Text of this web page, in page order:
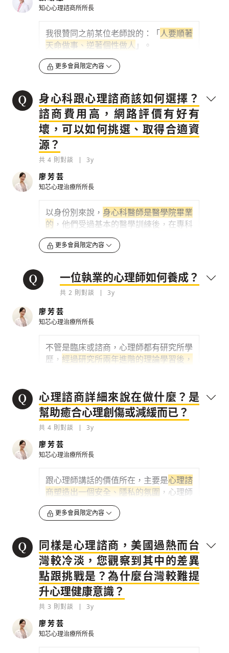
的焦慮大概是幾分？
評量表不客觀，但事實上也是，每個人的
心情感知程度不同，這本來就是主觀的事
情。
第二個是...
3y
檢舉留言
知心心理諮商所所長
我很贊同之前某位老師說的：「人要順著
天命做事、逆著個性做人」。
以我自己為例，我以前無法跟人家對看，
經過探究後發現是因為我怕被別人看穿，
就會發現我不想被知道的隱私，「不敢跟
別人說話」這件事就影響到我的人際關
係、工作表現，所以「逆著個性做人」就
是這樣，我知道自己的個性，若是要鍛鍊
自己不被影響，就要
適圈，回來問自己「我期望成為什麼樣的
人？我是誰？」
常可以鍛鍊的事。
責，所以很壓抑不敢表達自我，會不斷想
像「我講出來就完蛋了」，讓自己裹足不
前，累積到後面就變成憂鬱症，他可以選
擇...
檢舉留言
鍛鍊自己，意識到說出來不一定有用，但不說
就一定沒有用，而願意去嘗試說說看，就會發
現結果不一定如自己所
檢舉留言
更多會員限定內容
身心科跟心理諮商該如何選擇？
諮商費用高，網路評價有好有
壞，可以如何挑選、取得合適資
源？
共 4 則對談 3y
廖芳芸
知芯心理治療所所長
以身份別來說， 身心科醫師是醫學院畢業
的 ，他們受過基本的醫學訓練後，在專科
上選擇身心科，所以會有較多
識跟藥物學的訓練，他們可以開藥給病
5-10 分鐘 ;心理師是心理相關學系的研究
所畢業後，經過全職一年的實習才有考執
照的資格，會有較多
巧、心理評估的訓練
50 分鐘。
用，但還是有藥理的重要性，因為有時情
緒困擾不只是生活事件的問題，也有生物
關，藥物就能幫助你的身體回到穩定狀
態。之前我有個案談到一個階段後，我們
判斷他的情緒狀態讓他思考不靈活、低
落，建議他去
後就能在相對穩定、輕鬆的狀態探討心理
層面的議題，這樣會比較順利，所以藥物
輔相成的效果。
但不管如何，若你先做心理諮商...
0 3y
更多會員限定內容
一位執業的心理師如何養成？
共 2 則對談 3y
廖芳芸
知芯心理治療所所長
不管是臨床或諮商，心理師都有研究所學
歷， 經過研究所兩年進階的理論學習後，
兩年的培訓，所以一個完整的心理師養成
至少有七到九年：大學四年、研究所至少
三年、醫院兩年。
0
檢舉留言
心理諮商詳細來說在做什麼？是
幫助癒合心理創傷或減緩而已？
共 4 則對談 3y
廖芳芸
知芯心理治療所所長
跟心理師講話的價值所在，主要是心理諮
商塑造出一個安全、隱私的氛圍 ，心理師
對個案分享的議題要保密（除有犯法或自
傷、傷人風險外），你能盡情分享自己的
有一個治療的架構，他問的問題都是在幫
助你釐清內心的混亂，有點像是一團亂的
毛線，他找到你思考的盲點，幫你一條一
條解開。
在釐清過程中，你會有很多情緒出來，
些情緒可能是你在日常生活中，因為別人
眼光而無法自在表達的
生的當下，你因為忙碌於生活或面對傷口
太痛苦，就選擇暫時放著，讓這些記憶影
更多會員限定內容
同樣是心理諮商，美國過熱而台
灣較冷淡，您觀察到其中的差異
點跟挑戰是？為什麼台灣較難提
升心理健康意識？
共 3 則對談 3y
廖芳芸
知芯心理治療所所長